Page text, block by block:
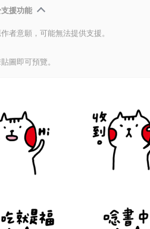
支援功能
作者意願，可能無法提供支援。
圖即可預覽。